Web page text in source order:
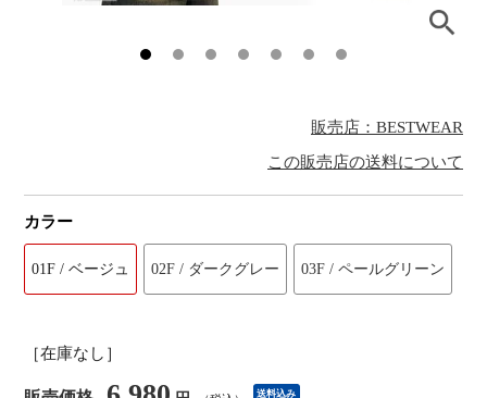
販売店：BESTWEAR
この販売店の送料について
カラー
01F / ベージュ 02F / ダークグレー 03F / ペールグリーン
［在庫なし］
送料込み